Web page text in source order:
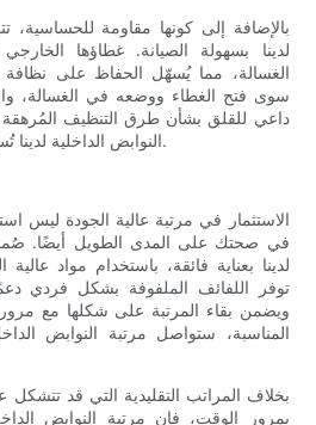
بالإضافة إلى كونها مقاومة للحساسية،
لدينا بسهولة الصيانة. غطاؤها
الغسالة، مما يُسهّل الحفاظ على نظافة
سوى فتح الغطاء ووضعه في الغسالة،
داعي للقلق بشأن طرق التنظيف المُرهقة
النوابض الداخلية لدينا تُسهّل عليك عناء صيانة المرتبة.
الاستثمار في مرتبة عالية الجودة ليس
في صحتك على المدى الطويل أيضًا.
لدينا بعناية فائقة، باستخدام مواد
توفر اللفائف الملفوفة بشكل فردي
ويضمن بقاء المرتبة على شكلها مع مرور
المناسبة، ستواصل مرتبة النوابض
بخلاف المراتب التقليدية التي قد تتشكل
بمرور الوقت، فإن مرتبة النوابض